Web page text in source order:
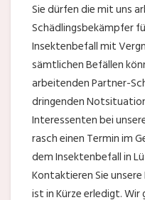
Sie dürfen die mit uns
Schädlingsbekämpfer
Insektenbefall mit
sämtlichen Befällen
arbeitenden Partner-
dringenden
Interessenten bei
rasch einen Termin im
dem Insektenbefall in
Kontaktieren Sie
ist in Kürze erledigt. Wir